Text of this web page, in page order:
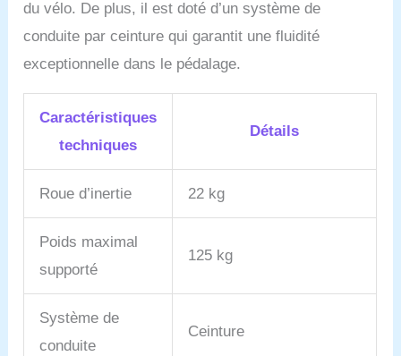
maison, avec porte-
bouteille d'eau, répond
également à des
exigences
d'entraînement grâce au
KINOMAP. Qu'il s'agisse
interactives ou de modes
multijoueurs, avec le vélo
conquérez les rues de ce
aucune chance à l'ennui
entraînement.
du vélo. De plus, il est doté d’un système de
conduite par ceinture qui garantit une fluidité
exceptionnelle dans le pédalage.
Caractéristiques
techniques
Détails
Roue d’inertie 22 kg
Poids maximal
supporté
125 kg
Système de
conduite
Ceinture